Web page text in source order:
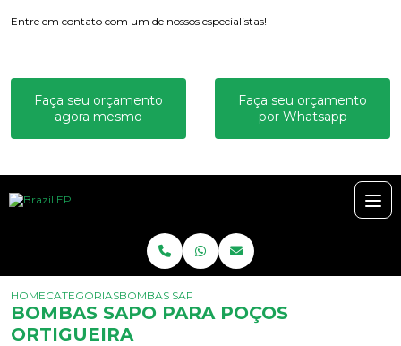
Entre em contato com um de nossos especialistas!
Faça seu orçamento
agora mesmo
Faça seu orçamento
por Whatsapp
HOMECATEGORIASBOMBAS SAPO PARA POÇOS ORTIGUEIRA
BOMBAS SAPO PARA POÇOS
ORTIGUEIRA